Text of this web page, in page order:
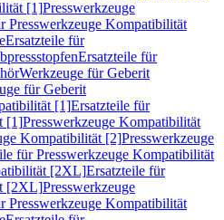
[1]Presswerkzeuge
Presswerkzeuge Kompatibilität
Ersatzteile für
Ersatzteile für
Werkzeuge für Geberit
für Geberit
[1]Ersatzteile für
[1]Presswerkzeuge Kompatibilität
Kompatibilität [2]Presswerkzeuge
für Presswerkzeuge Kompatibilität
[2XL]Ersatzteile für
[2XL]Presswerkzeuge
Presswerkzeuge Kompatibilität